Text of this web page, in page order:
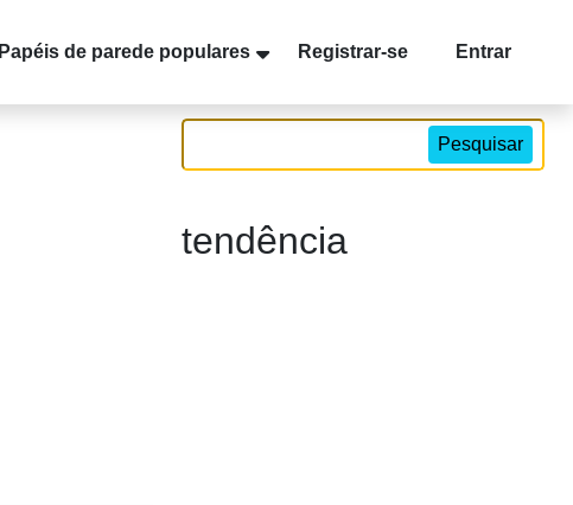
Papéis de parede populares Registrar-se Entrar
Pesquisar
tendência